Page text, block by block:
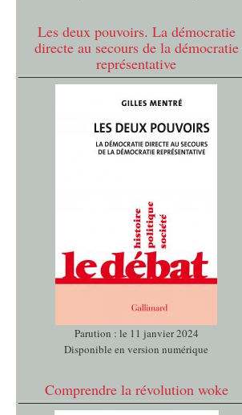
Les deux pouvoirs. La démocratie
directe au secours de la démocratie
représentative
Parution : le 11 janvier 2024
Disponible en version numérique
Comprendre la révolution woke